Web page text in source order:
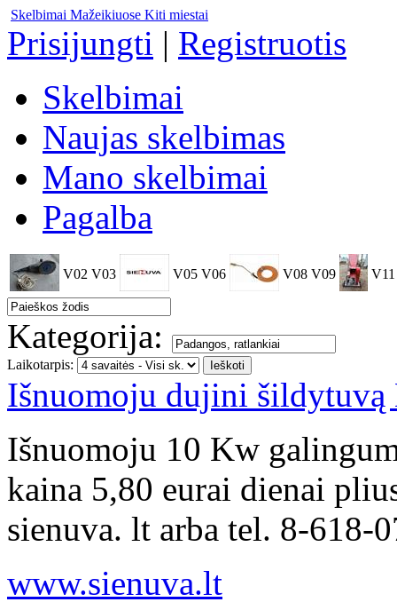
Skelbimai Mažeikiuose Kiti miestai
Prisijungti | Registruotis
Skelbimai
Naujas skelbimas
Mano skelbimai
Pagalba
V02 V03 V05 V06 V08 V09 V11
Kategorija:
Laikotarpis:
Išnuomoju dujini
Išnuomoju 10 Kw
kaina 5,80 eurai dienai
sienuva. lt arba tel. 8-618-
www.sienuva.lt